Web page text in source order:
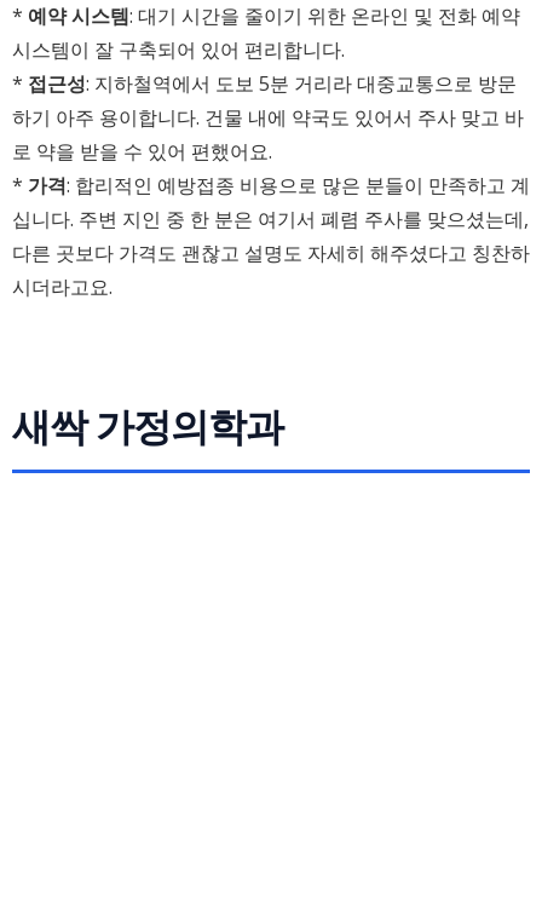
* 예약 시스템: 대기 시간을 줄이기 위한 온라인 및 전화 예약
시스템이 잘 구축되어 있어 편리합니다.
* 접근성: 지하철역에서 도보 5분 거리라 대중교통으로 방문
하기 아주 용이합니다. 건물 내에 약국도 있어서 주사 맞고 바
로 약을 받을 수 있어 편했어요.
* 가격: 합리적인 예방접종 비용으로 많은 분들이 만족하고 계
십니다. 주변 지인 중 한 분은 여기서 폐렴 주사를 맞으셨는데,
다른 곳보다 가격도 괜찮고 설명도 자세히 해주셨다고 칭찬하
시더라고요.
새싹 가정의학과